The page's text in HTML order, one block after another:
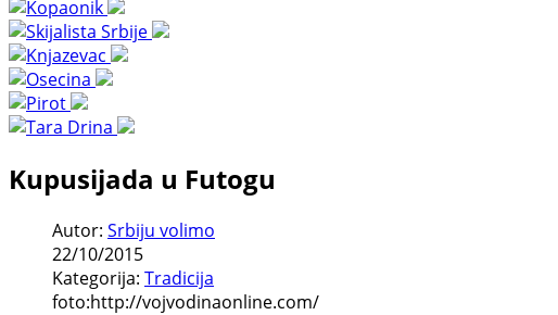
Kupusijada u Futogu
Autor: Srbiju volimo
22/10/2015
Kategorija: Tradicija
foto:http://vojvodinaonline.com/